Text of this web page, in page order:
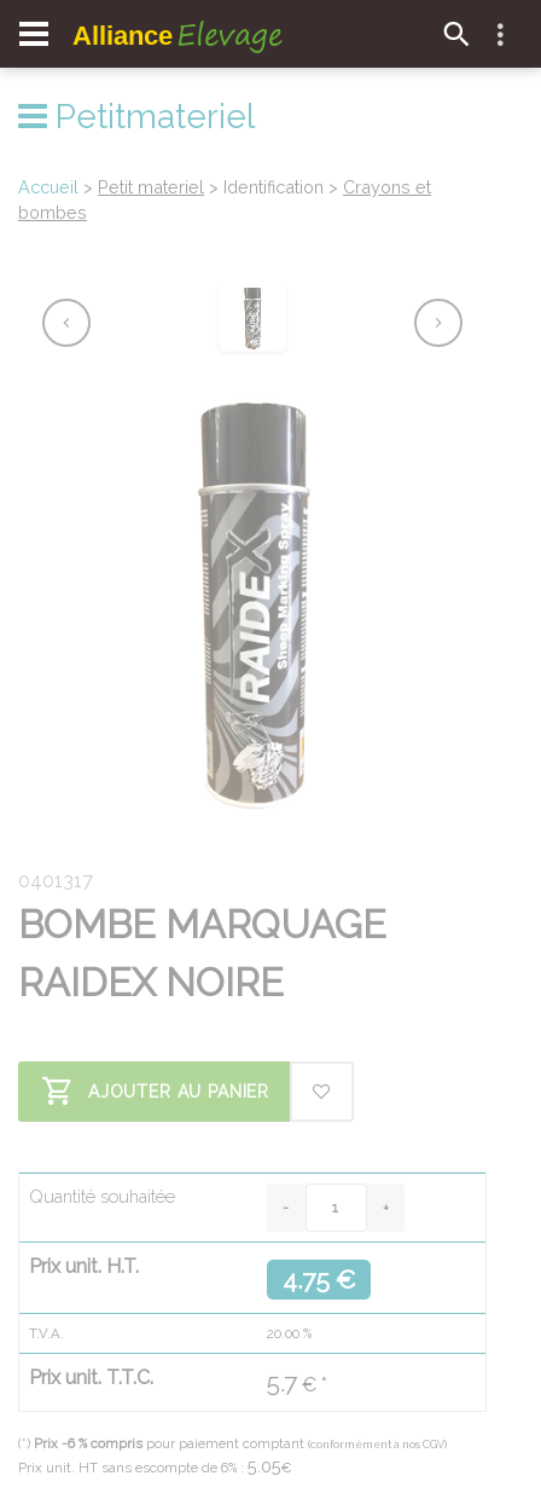
Alliance Elevage
Petitmateriel
Accueil > Petit materiel > Identification > Crayons et
bombes
0401317
BOMBE MARQUAGE
RAIDEX NOIRE
AJOUTER AU PANIER
Quantité souhaitée
Prix unit. H.T. 4.75 €
T.V.A. 20.00 %
Prix unit. T.T.C. 5.7 € *
(*) Prix -6 % compris pour paiement comptant (conformément à nos CGV)
Prix unit. HT sans escompte de 6% : 5.05€